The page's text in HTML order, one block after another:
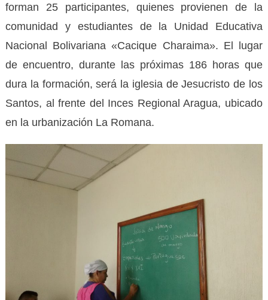
forman 25 participantes, quienes provienen de la
comunidad y estudiantes de la Unidad Educativa
Nacional Bolivariana «Cacique Charaima». El lugar
de encuentro, durante las próximas 186 horas que
dura la formación, será la iglesia de Jesucristo de los
Santos, al frente del Inces Regional Aragua, ubicado
en la urbanización La Romana.